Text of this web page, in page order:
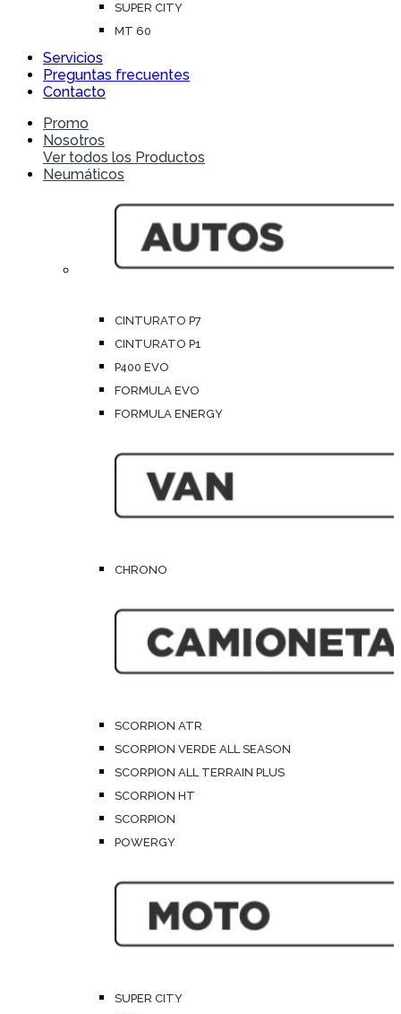
SUPER CITY
MT 60
Servicios
Preguntas frecuentes
Contacto
Promo
Nosotros
Ver todos los Productos
Neumáticos
CINTURATO P7
CINTURATO P1
P400 EVO
FORMULA EVO
FORMULA ENERGY
CHRONO
SCORPION ATR
SCORPION VERDE ALL SEASON
SCORPION ALL TERRAIN PLUS
SCORPION HT
SCORPION
POWERGY
SUPER CITY